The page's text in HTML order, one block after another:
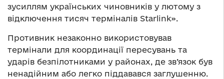
зусиллям українських чиновників у лютому з
відключення тисяч терміналів Starlink».
Противник незаконно використовував
термінали для координації пересувань та
ударів безпілотниками у районах, де зв’язок був
ненадійним або легко піддавався заглушенню.